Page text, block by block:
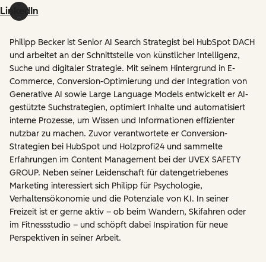
LinkedIn
Philipp Becker ist Senior AI Search Strategist bei HubSpot DACH
und arbeitet an der Schnittstelle von künstlicher Intelligenz,
Suche und digitaler Strategie. Mit seinem Hintergrund in E-
Commerce, Conversion-Optimierung und der Integration von
Generative AI sowie Large Language Models entwickelt er AI-
gestützte Suchstrategien, optimiert Inhalte und automatisiert
interne Prozesse, um Wissen und Informationen effizienter
nutzbar zu machen. Zuvor verantwortete er Conversion-
Strategien bei HubSpot und Holzprofi24 und sammelte
Erfahrungen im Content Management bei der UVEX SAFETY
GROUP. Neben seiner Leidenschaft für datengetriebenes
Marketing interessiert sich Philipp für Psychologie,
Verhaltensökonomie und die Potenziale von KI. In seiner
Freizeit ist er gerne aktiv – ob beim Wandern, Skifahren oder
im Fitnessstudio – und schöpft dabei Inspiration für neue
Perspektiven in seiner Arbeit.